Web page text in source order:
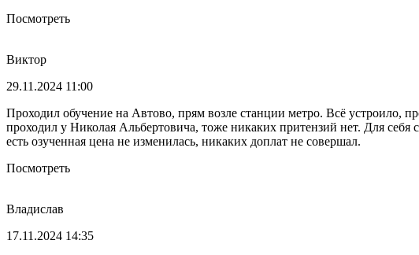
Посмотреть
Виктор
29.11.2024 11:00
Проходил обучение на Автово, прям возле станции метро. Всё устроило,
проходил у Николая Альбертовича, тоже никаких притензий нет. Для себя
есть озученная цена не изменилась, никаких доплат не совершал.
Посмотреть
Владислав
17.11.2024 14:35